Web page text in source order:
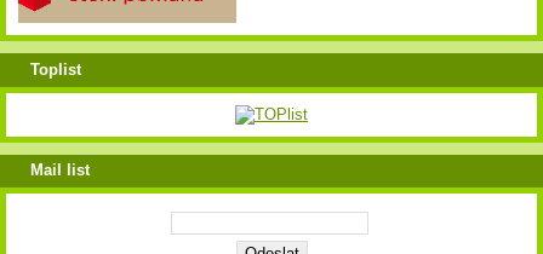
Toplist
Mail list